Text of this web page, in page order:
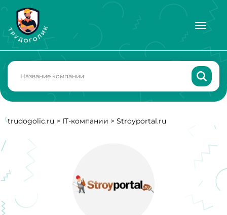
trudogolic.ru > IT-компании > Stroyportal.ru